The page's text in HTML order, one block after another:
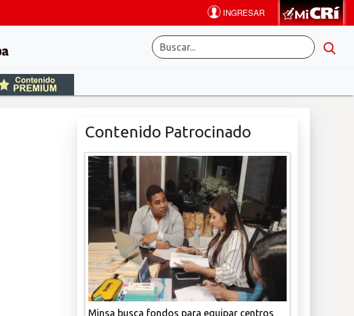
Contenido Patrocinado
Minsa busca fondos para equipar centros